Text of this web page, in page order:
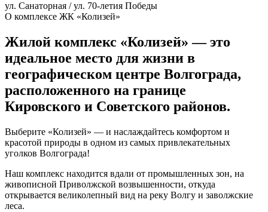
ул. Санаторная / ул. 70-летия Победы
О комплексе ЖК «Колизей»
Жилой комплекс «Колизей» — это
идеальное место для жизни в
географическом центре Волгограда,
расположенного на границе
Кировского и Советского районов.
Выберите «Колизей» — и наслаждайтесь комфортом и
красотой природы в одном из самых привлекательных
уголков Волгограда!
Наш комплекс находится вдали от промышленных зон, на
живописной Приволжской возвышенности, откуда
открывается великолепный вид на реку Волгу и заволжские
леса.